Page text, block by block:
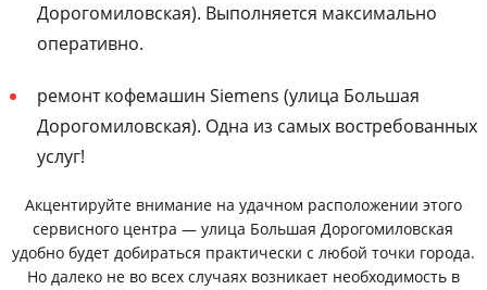
Дорогомиловская). Выполняется максимально
оперативно.
ремонт кофемашин Siemens (улица Большая
Дорогомиловская). Одна из самых востребованных
услуг!
Акцентируйте внимание на удачном расположении этого
сервисного центра — улица Большая Дорогомиловская
удобно будет добираться практически с любой точки города.
Но далеко не во всех случаях возникает необходимость в